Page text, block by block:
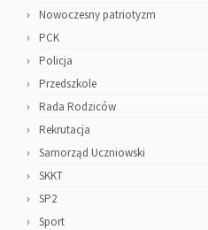
Nowoczesny patriotyzm
PCK
Policja
Przedszkole
Rada Rodziców
Rekrutacja
Samorząd Uczniowski
SKKT
SP2
Sport